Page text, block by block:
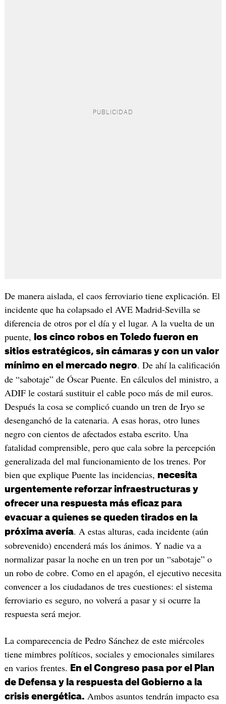
De manera aislada, el caos ferroviario tiene explicación. El
incidente que ha colapsado el AVE Madrid-Sevilla se
diferencia de otros por el día y el lugar. A la vuelta de un
puente,
los cinco robos en Toledo fueron en
sitios estratégicos, sin cámaras y con un valor
mínimo en el mercado negro. De ahí la calificación
de “sabotaje” de Óscar Puente. En cálculos del ministro, a
ADIF le costará sustituir el cable poco más de mil euros.
Después la cosa se complicó cuando un tren de Iryo se
desenganchó de la catenaria. A esas horas, otro lunes
negro con cientos de afectados estaba escrito. Una
fatalidad comprensible, pero que cala sobre la percepción
generalizada del mal funcionamiento de los trenes. Por
bien que explique Puente las incidencias, necesita
urgentemente reforzar infraestructuras y
ofrecer una respuesta más eficaz para
evacuar a quienes se queden tirados en la
próxima avería. A estas alturas, cada incidente (aún
sobrevenido) encenderá más los ánimos. Y nadie va a
normalizar pasar la noche en un tren por un “sabotaje” o
un robo de cobre. Como en el apagón, el ejecutivo necesita
convencer a los ciudadanos de tres cuestiones: el sistema
ferroviario es seguro, no volverá a pasar y si ocurre la
respuesta será mejor.
La comparecencia de Pedro Sánchez de este miércoles
tiene mimbres políticos, sociales y emocionales similares
en varios frentes.
En el Congreso pasa por el Plan
de Defensa y la respuesta del Gobierno a la
crisis energética. Ambos asuntos tendrán impacto esa